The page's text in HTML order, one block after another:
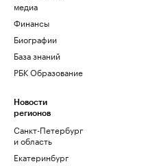
медиа
Финансы
Биографии
База знаний
РБК Образование
Новости
регионов
Санкт-Петербург
и область
Екатеринбург